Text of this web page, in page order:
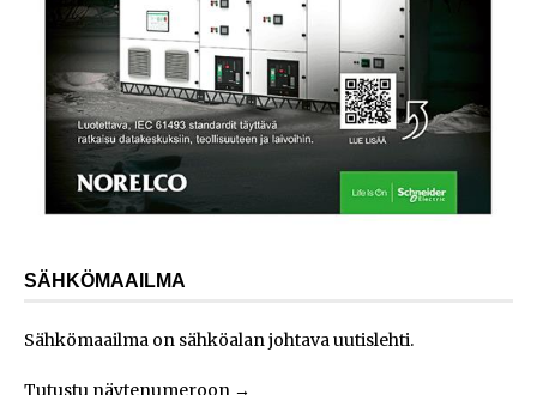
SÄHKÖMAAILMA
Sähkömaailma on sähköalan johtava uutislehti.
Tutustu näytenumeroon →